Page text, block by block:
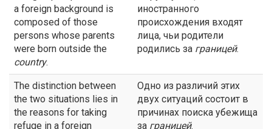
a foreign background is
composed of those
persons whose parents
were born outside the
country.
иностранного
происхождения входят
лица, чьи родители
родились за границей.
The distinction between
the two situations lies in
the reasons for taking
refuge in a foreign
Одно из различий этих
двух ситуаций состоит в
причинах поиска убежища
за границей.